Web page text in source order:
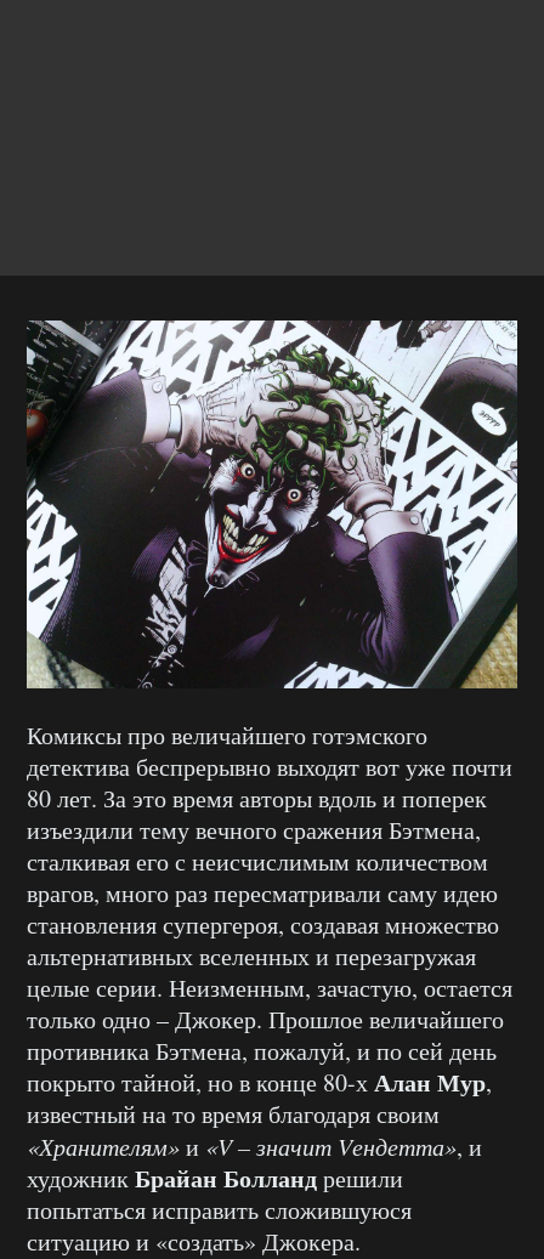
Комиксы про величайшего готэмского
детектива беспрерывно выходят вот уже почти
80 лет. За это время авторы вдоль и поперек
изъездили тему вечного сражения Бэтмена,
сталкивая его с неисчислимым количеством
врагов, много раз пересматривали саму идею
становления супергероя, создавая множество
альтернативных вселенных и перезагружая
целые серии. Неизменным, зачастую, остается
только одно – Джокер. Прошлое величайшего
противника Бэтмена, пожалуй, и по сей день
покрыто тайной, но в конце 80-хАлан Мур,
известный на то время благодаря своим
«Хранителям»и «V – значит Vендетта», и
художникБрайан Болландрешили
попытаться исправить сложившуюся
ситуацию и «создать» Джокера.